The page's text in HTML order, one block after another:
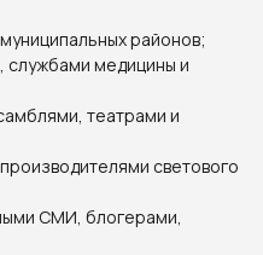
районов;
медицины и
театрами и
светового
СМИ, блогерами,